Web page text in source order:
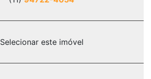
Selecionar este imóvel